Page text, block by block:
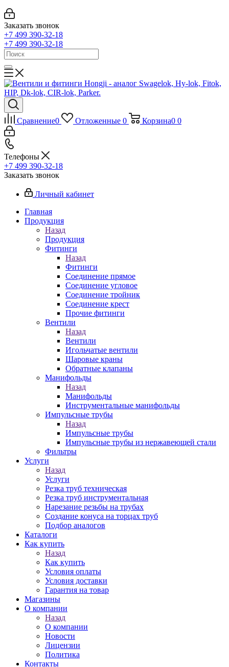
Заказать звонок
+7 499 390-32-18
+7 499 390-32-18
Сравнение0 Отложенные 0 Корзина0 0
Телефоны
+7 499 390-32-18
Заказать звонок
Личный кабинет
Главная
Продукция
Назад
Продукция
Фитинги
Назад
Фитинги
Соединение прямое
Соединение угловое
Соединение тройник
Соединение крест
Прочие фитинги
Вентили
Назад
Вентили
Игольчатые вентили
Шаровые краны
Обратные клапаны
Манифольды
Назад
Манифольды
Инструментальные манифольды
Импульсные трубы
Назад
Импульсные трубы
Импульсные трубы из нержавеющей стали
Фильтры
Услуги
Назад
Услуги
Резка труб техническая
Резка труб инструментальная
Нарезание резьбы на трубах
Создание конуса на торцах труб
Подбор аналогов
Каталоги
Как купить
Назад
Как купить
Условия оплаты
Условия доставки
Гарантия на товар
Магазины
О компании
Назад
О компании
Новости
Лицензии
Политика
Контакты